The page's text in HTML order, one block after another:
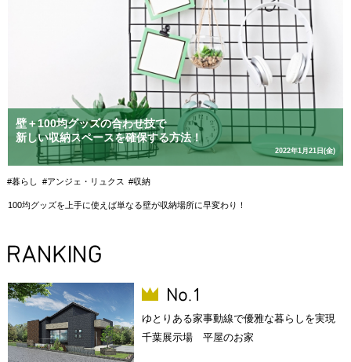
壁＋100均グッズの合わせ技で
新しい収納スペースを確保する方法！
2022年1月21日(金)
#暮らし #アンジェ・リュクス #収納
100均グッズを上手に使えば単なる壁が収納場所に早変わり！
ゆとりある家事動線で優雅な暮らしを実現
千葉展示場 平屋のお家